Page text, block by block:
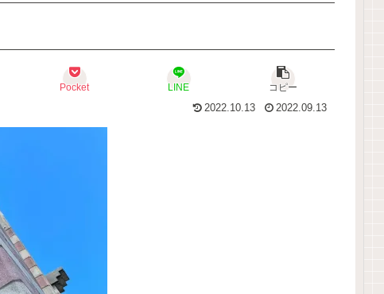
Pocket LINE
コピー
2022.10.13
2022.09.13